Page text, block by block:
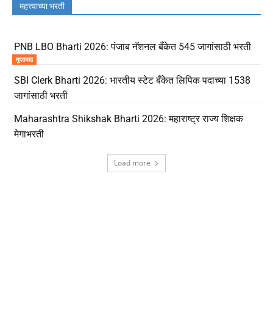
महत्त्वाच्या भरती
PNB LBO Bharti 2026: पंजाब नॅशनल बँकेत 545 जागांसाठी भरती
मुदतवाढ
SBI Clerk Bharti 2026: भारतीय स्टेट बँकेत लिपिक पदाच्या 1538
जागांसाठी भरती
Maharashtra Shikshak Bharti 2026: महाराष्ट्र राज्य शिक्षक
मेगाभरती
Load more